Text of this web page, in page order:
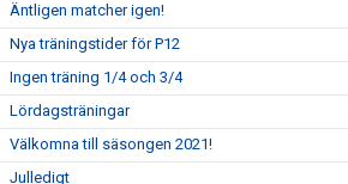
Äntligen matcher igen!
Nya träningstider för P12
Ingen träning 1/4 och 3/4
Lördagsträningar
Välkomna till säsongen 2021!
Julledigt